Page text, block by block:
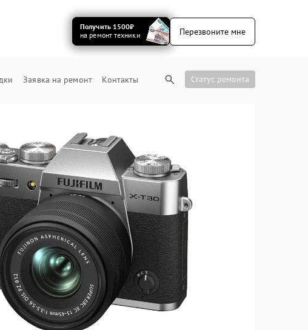
Получить 1500₽
на ремонт техники
Перезвоните мне
Заявка на ремонт Контакты Статус ремонта